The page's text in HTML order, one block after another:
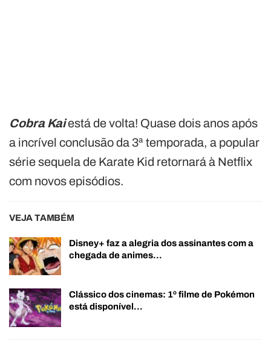
Cobra Kaiestá de volta! Quase dois anos após
a incrível conclusão da 3ª temporada, a popular
série sequela de Karate Kid retornará à Netflix
com novos episódios.
VEJA TAMBÉM
Disney+ faz a alegria dos assinantes com a
chegada de animes…
Clássico dos cinemas: 1º filme de Pokémon
está disponível…